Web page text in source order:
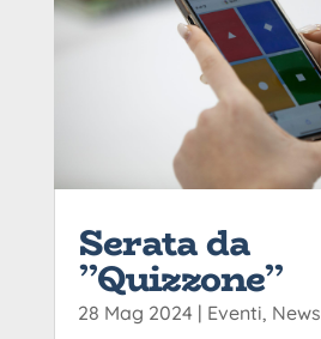
Serata da
”Quizzone”
28 Mag 2024 | Eventi, News